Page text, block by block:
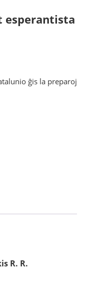
esperantista
ĝis la preparoj
R. R.